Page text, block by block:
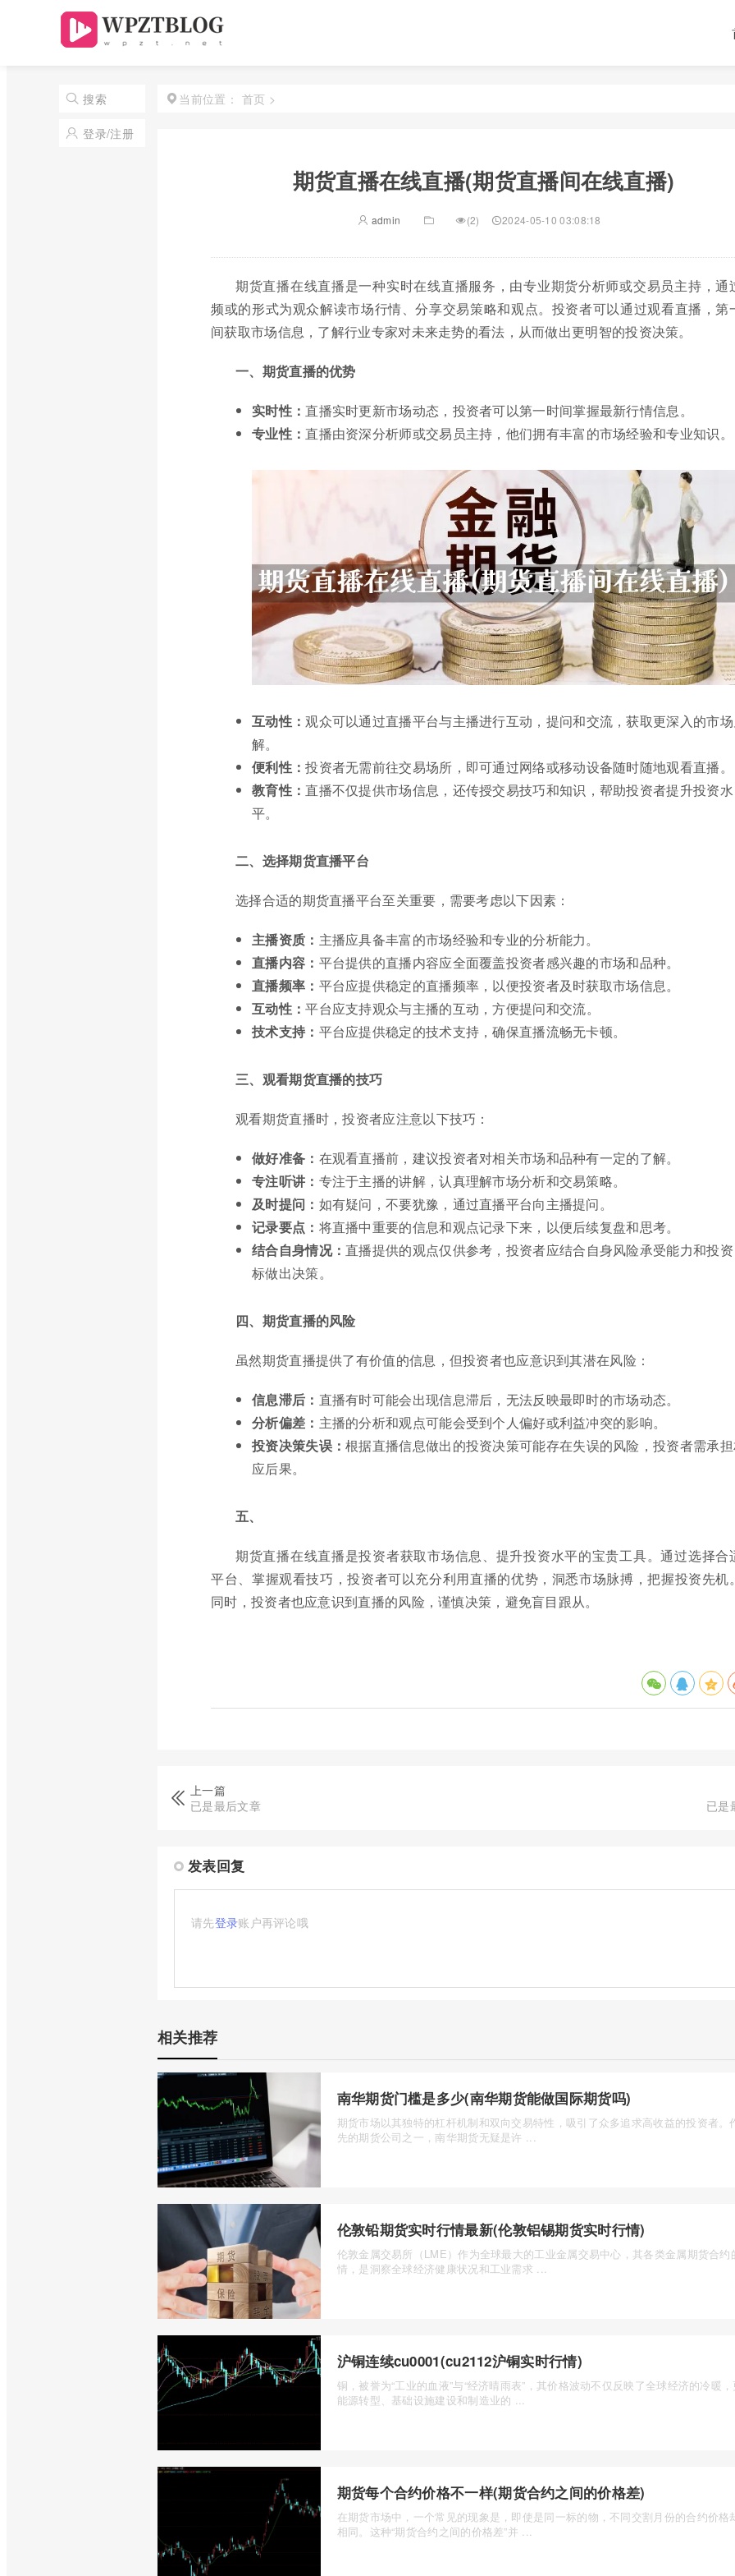
搜索
登录/注册
当前位置： 首页 >
期货直播在线直播(期货直播间在线直播)
admin (2) 2024-05-10 03:08:18
期货直播在线直播是一种实时在线直播服务，由专业期货分析师或交易员主持，通
频或的形式为观众解读市场行情、分享交易策略和观点。投资者可以通过观看直播，第
间获取市场信息，了解行业专家对未来走势的看法，从而做出更明智的投资决策。
一、期货直播的优势
实时性： 直播实时更新市场动态，投资者可以第一时间掌握最新行情信息。
专业性： 直播由资深分析师或交易员主持，他们拥有丰富的市场经验和专业知识。
互动性：观众可以通过直播平台与主播进行互动，提问和交流，获取更深入的市
解。
便利性：投资者无需前往交易场所，即可通过网络或移动设备随时随地观看直播。
教育性： 直播不仅提供市场信息，还传授交易技巧和知识，帮助投资者提升投资水
平。
二、选择期货直播平台
选择合适的期货直播平台至关重要，需要考虑以下因素：
主播资质： 主播应具备丰富的市场经验和专业的分析能力。
直播内容： 平台提供的直播内容应全面覆盖投资者感兴趣的市场和品种。
直播频率： 平台应提供稳定的直播频率，以便投资者及时获取市场信息。
互动性：平台应支持观众与主播的互动，方便提问和交流。
技术支持： 平台应提供稳定的技术支持，确保直播流畅无卡顿。
三、观看期货直播的技巧
观看期货直播时，投资者应注意以下技巧：
做好准备： 在观看直播前，建议投资者对相关市场和品种有一定的了解。
专注听讲： 专注于主播的讲解，认真理解市场分析和交易策略。
及时提问： 如有疑问，不要犹豫，通过直播平台向主播提问。
记录要点： 将直播中重要的信息和观点记录下来，以便后续复盘和思考。
结合自身情况： 直播提供的观点仅供参考，投资者应结合自身风险承受能力和投
标做出决策。
四、期货直播的风险
虽然期货直播提供了有价值的信息，但投资者也应意识到其潜在风险：
信息滞后： 直播有时可能会出现信息滞后，无法反映最即时的市场动态。
分析偏差： 主播的分析和观点可能会受到个人偏好或利益冲突的影响。
投资决策失误：根据直播信息做出的投资决策可能存在失误的风险，投资者需承
应后果。
五、
期货直播在线直播是投资者获取市场信息、提升投资水平的宝贵工具。通过选择合
平台、掌握观看技巧，投资者可以充分利用直播的优势，洞悉市场脉搏，把握投资先机
同时，投资者也应意识到直播的风险，谨慎决策，避免盲目跟从。
上一篇
已是最后文章
已是
发表回复
请先登录账户再评论哦
相关推荐
南华期货门槛是多少(南华期货能做国际期货吗)
期货市场以其独特的杠杆机制和双向交易特性，吸引了众多追求高收益的投资者。
先的期货公司之一，南华期货无疑是许 ...
伦敦铅期货实时行情最新(伦敦铝锡期货实时行情)
伦敦金属交易所（LME）作为全球最大的工业金属交易中心，其各类金属期货合约
情，是洞察全球经济健康状况和工业需求 ...
沪铜连续cu0001(cu2112沪铜实时行情)
铜，被誉为“工业的血液”与“经济晴雨表”，其价格波动不仅反映了全球经济的冷暖
能源转型、基础设施建设和制造业的 ...
期货每个合约价格不一样(期货合约之间的价格差)
在期货市场中，一个常见的现象是，即使是同一标的物，不同交割月份的合约价格
相同。这种“期货合约之间的价格差”并 ...